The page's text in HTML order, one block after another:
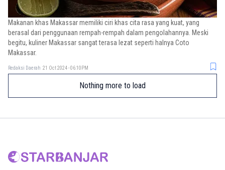
Makanan khas Makassar memiliki ciri khas cita rasa yang kuat, yang
berasal dari penggunaan rempah-rempah dalam pengolahannya. Meski
begitu, kuliner Makassar sangat terasa lezat seperti halnya Coto
Makassar.
Redaksi Daerah 21 Oct 2024 - 06:10PM
Nothing more to load